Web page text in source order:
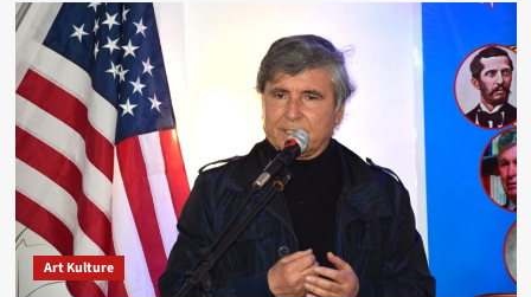
Art Kulture